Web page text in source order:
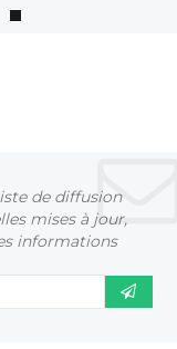
de diffusion
mises à jour,
informations